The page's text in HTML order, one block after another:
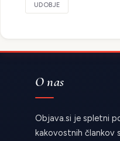
UDOBJE
O nas
Objava.si je spletni
kakovostnih člankov